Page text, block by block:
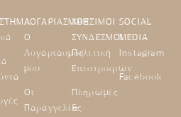
ΛΟΓΑΡΙΑΣΜΟΣ
Ο
Λογαριασμός
μου
Οι
Παραγγελίες
ΧΡΗΣΙΜΟΙ
ΣΥΝΔΕΣΜΟΙ
Πολιτική
Επιστροφών
Πληρωμές
&
SOCIAL
MEDIA
Instagram
Facebook